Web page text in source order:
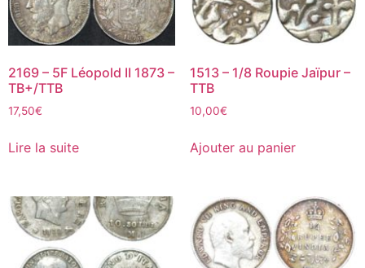
2169 – 5F Léopold II 1873 –
TB+/TTB
17,50€
Lire la suite
1513 – 1/8 Roupie Jaïpur –
TTB
10,00€
Ajouter au panier